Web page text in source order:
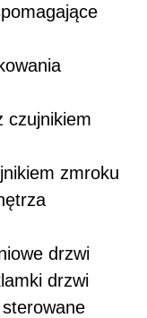
zmroku
drzwi
drzwi